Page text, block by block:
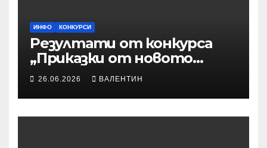
ИНФО КОНКУРСИ
Резултати от конкурса
„Приказки от новото
време“
26.06.2026 ВАЛЕНТИН